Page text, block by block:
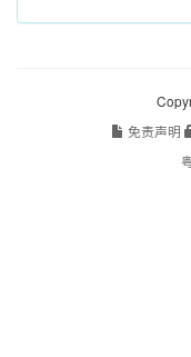
免责声明